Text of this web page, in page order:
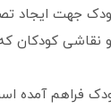
جهت ایجاد
نقاشی کودکان
فراهم